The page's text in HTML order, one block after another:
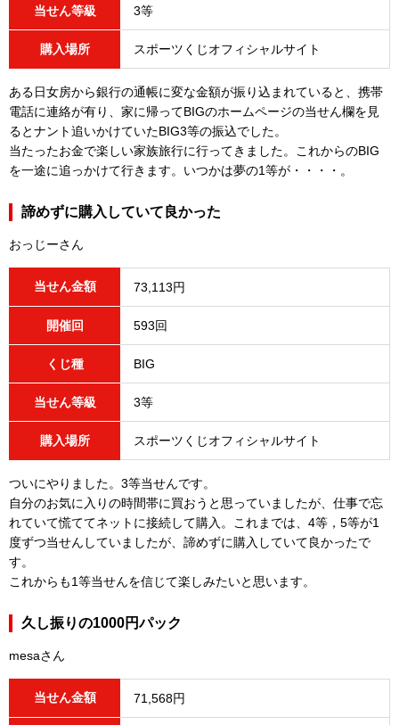
当せん等級 3等
購入場所 スポーツくじオフィシャルサイト
ある日女房から銀行の通帳に変な金額が振り込まれていると、携帯
電話に連絡が有り、家に帰ってBIGのホームページの当せん欄を見
るとナント追いかけていたBIG3等の振込でした。
当たったお金で楽しい家族旅行に行ってきました。これからのBIG
を一途に追っかけて行きます。いつかは夢の1等が・・・・。
諦めずに購入していて良かった
おっじーさん
当せん金額 73,113円
開催回 593回
くじ種 BIG
当せん等級 3等
購入場所 スポーツくじオフィシャルサイト
ついにやりました。3等当せんです。
自分のお気に入りの時間帯に買おうと思っていましたが、仕事で忘
れていて慌ててネットに接続して購入。これまでは、4等，5等が1
度ずつ当せんしていましたが、諦めずに購入していて良かったで
す。
これからも1等当せんを信じて楽しみたいと思います。
久し振りの1000円パック
mesaさん
当せん金額 71,568円